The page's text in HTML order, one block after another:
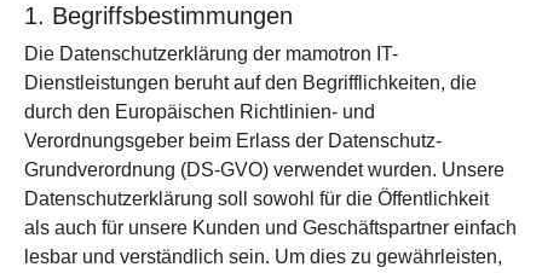
1. Begriffsbestimmungen
Die Datenschutzerklärung der mamotron IT-
Dienstleistungen beruht auf den Begrifflichkeiten, die
durch den Europäischen Richtlinien- und
Verordnungsgeber beim Erlass der Datenschutz-
Grundverordnung (DS-GVO) verwendet wurden. Unsere
Datenschutzerklärung soll sowohl für die Öffentlichkeit
als auch für unsere Kunden und Geschäftspartner einfach
lesbar und verständlich sein. Um dies zu gewährleisten,